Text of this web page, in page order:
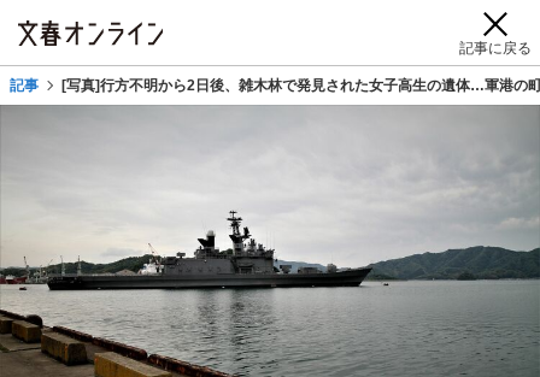
記事に戻る
記事 [写真]行方不明から2日後、雑木林で発見された女子高生の遺体…軍港の